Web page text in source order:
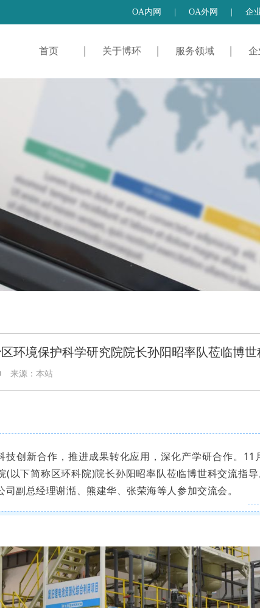
OA内网 OA外网 企
首页 关于博环 服务领域 企
环境保护科学研究院院长孙阳昭率队莅临博
来源：本站
技创新合作，推进成果转化应用，深化产学研合作。
(以下简称区环科院)院长孙阳昭率队莅临博世科交流指
司副总经理谢湉、熊建华、张荣海等人参加交流会。